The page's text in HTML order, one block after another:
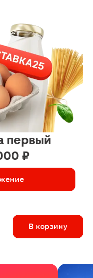
первый
₽
В корзину